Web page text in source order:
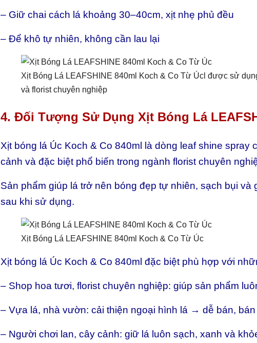
– Giữ chai cách lá khoảng 30–40cm, xịt nhẹ phủ đều
– Để khô tự nhiên, không cần lau lại
Xịt Bóng Lá LEAFSHINE 840ml Koch & Co Từ Úcl được sử
và florist chuyên nghiệp
4. Đối Tượng Sử Dụng Xịt Bóng Lá
Xịt bóng lá Úc Koch & Co 840ml là dòng leaf shine
cảnh và đặc biệt phổ biến trong ngành florist chuyên
Sản phẩm giúp lá trở nên bóng đẹp tự nhiên, sạch bụi
sau khi sử dụng.
Xịt Bóng Lá LEAFSHINE 840ml Koch & Co Từ Úc
Xịt bóng lá Úc Koch & Co 840ml đặc biệt phù hợp với
– Shop hoa tươi, florist chuyên nghiệp: giúp sản phẩm
– Vựa lá, nhà vườn: cải thiện ngoại hình lá → dễ bán,
– Người chơi lan, cây cảnh: giữ lá luôn sạch, xanh và